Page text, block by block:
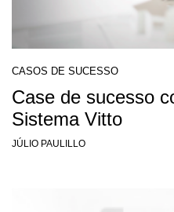
CASOS DE SUCESSO
Case de sucesso
Sistema Vitto
JÚLIO PAULILLO